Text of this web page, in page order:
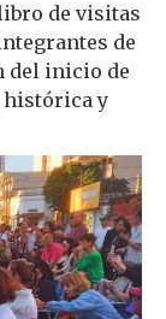
de visitas
de
del inicio de
histórica y